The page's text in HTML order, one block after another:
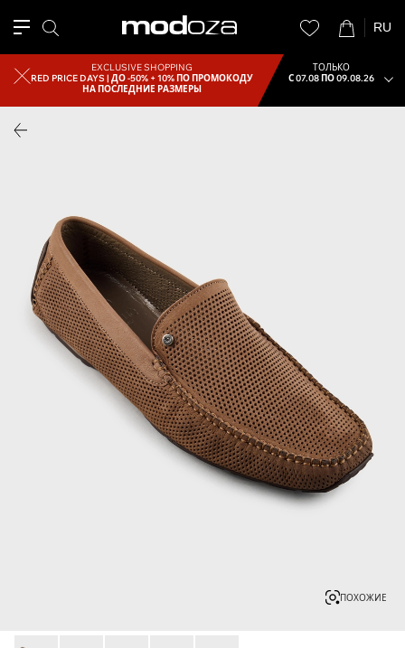
RU
EXCLUSIVE SHOPPING
RED PRICE DAYS |ДО -50% + 10% ПО ПРОМОКОДУ
НА ПОСЛЕДНИЕ РАЗМЕРЫ
ТОЛЬКО
С 07.08 ПО 09.08.26
ПОХОЖИЕ